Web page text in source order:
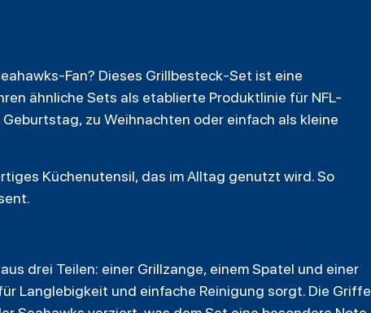
Fan? Dieses Grillbesteck-Set ist eine
ähnliche Sets als etablierte Produktlinie für NFL-
zu Weihnachten oder einfach als kleine
Küchenutensil, das im Alltag genutzt wird. So
drei Teilen: einer Grillzange, einem Spatel und einer
Langlebigkeit und einfache Reinigung sorgt. Die Griffe